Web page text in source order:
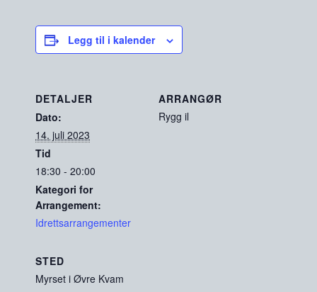
Legg til i kalender
DETALJER
Dato:
14. juli 2023
Tid
18:30 - 20:00
Kategori for
Arrangement:
Idrettsarrangementer
ARRANGØR
Rygg il
STED
Myrset i Øvre Kvam